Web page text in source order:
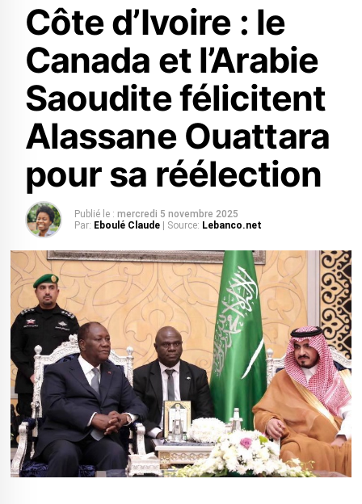
Côte d’Ivoire : le
Canada et l’Arabie
Saoudite félicitent
Alassane Ouattara
pour sa réélection
Publié le : mercredi 5 novembre 2025
Par: Eboulé Claude | Source: Lebanco.net